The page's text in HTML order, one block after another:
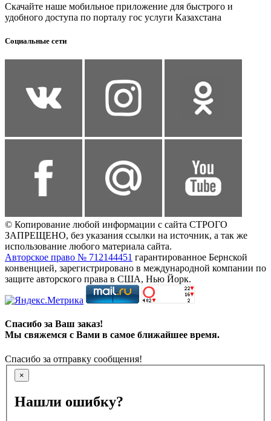
Скачайте наше мобильное приложение для быстрого и
удобного доступа по порталу гос услуги Казахстана
Социальные сети
© Копирование любой информации с сайта СТРОГО
ЗАПРЕЩЕНО, без указания ссылки на источник, а так же
использование любого материала сайта.
Авторское право № 712144451 гарантированное Бернской
конвенцией, зарегистрировано в международной компании по
защите авторского права в США, Нью Йорк.
Спасибо за Ваш заказ!
Мы свяжемся с Вами в самое ближайшее время.
Спасибо за отправку сообщения!
×
Нашли ошибку?